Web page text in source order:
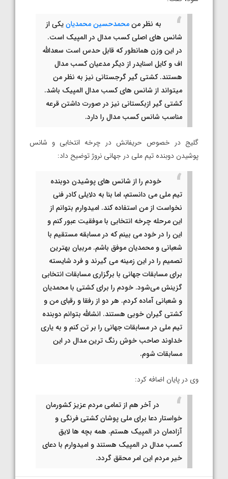
به نظر منمحمدحسین محمدیانیکی از
شانس های اصلی کسب مدال در المپیک است.
در این وزن همانطور که قابل حدس است سعدالله
اف و کایل اسنایدر از دیگر مدعیان کسب مدال
هستند. کشتی گیر گرجستانی نیز به نظر من
میتواند از شانس های کسب مدال المپیک باشد.
کشتی گیر ازبکستانی نیز در صورت داشتن قرعه
مناسب شانس کسب مدال را دارد.
گلیج در خصوص حریفانش در چرخه انتخابی و شانس
پوشیدن دوبنده تیم ملی در جهانی نروژ توضیح داد:
خودم را از شانس های پوشیدن دوبنده
تیم ملی می دانستم، اما بنا به دلایلی کادر فنی
نخواست از من استفاده کند. امیدوارم بتوانم از
این مرحله چرخه انتخابی با موفقیت عبور کنم و
این را در خود می بینم که در مسابقه مستقیم با
شعبانی و محمدیان موفق باشم. مربیان بهترین
تصمیم را در این زمینه می گیرند و فرد شایسته
برای مسابقات جهانی با برگزاری مسابقات انتخابی
گزینش می‌شود. خودم را برای کشتی با محمدیان
و شعبانی آماده کردم. هر دو از رفقا و رقبای من و
کشتی گیران خوبی هستند. انشالله بتوانم دوبنده
تیم ملی در مسابقات جهانی را بر تن کنم و به یاری
خداوند صاحب خوش رنگ ترین مدال در این
مسابقات شوم.
وی در پایان اضافه کرد:
در آخر هم از تمامی مردم عزیز کشورمان
خواستار دعا برای ملی پوشان کشتی فرنگی و
آزادمان در المپیک هستم. همه بچه ها لایق
کسب مدال در المپیک هستند و امیدوارم با دعای
خیر مردم این امر محقق گردد.